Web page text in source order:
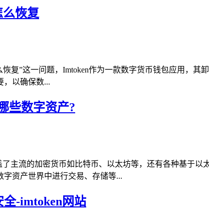
么恢复
复”这一问题，Imtoken作为一款数字货币钱包应用，
，以确保数...
些数字资产?
主流的加密货币如比特币、以太坊等，还有各种基于
资产世界中进行交易、存储等...
全-imtoken网站